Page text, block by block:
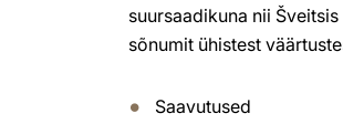
suursaadikuna nii
sõnumit ühistest
Saavutused